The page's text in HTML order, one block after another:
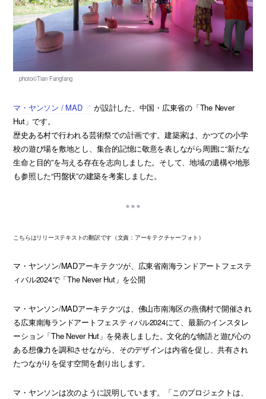
マ・ヤンソン / MAD
が設計した、中国・広東省の「The Never
Hut」です。
歴史ある村で行われる芸術祭での計画です。建築家は、かつての小学
校の遊び場を敷地とし、集合的記憶に敬意を表しながら周囲に“新たな
生命と目的”を与える存在を志向しました。そして、地域の遺構や地形
も参照した“円盤状”の建築を考案しました。
こちらはリリーステキストの翻訳です（文責：アーキテクチャーフォト）
マ・ヤンソン/MADアーキテクツが、広東省南海ランドアートフェステ
ィバル2024で「The Never Hut」を公開
マ・ヤンソン/MADアーキテクツは、佛山市南海区の燕僑村で開催され
る広東南海ランドアートフェスティバル2024にて、最新のインスタレ
ーション「The Never Hut」を発表しました。文化的な物語と遊び心の
ある想像力を調和させながら、そのデザインは内省を促し、共有され
たつながりを促す空間を創り出します。
マ・ヤンソンは次のように説明しています。「このプロジェクトは、